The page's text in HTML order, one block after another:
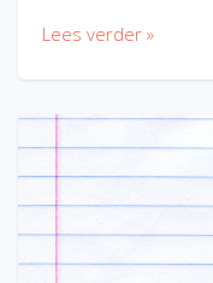
Lees verder »